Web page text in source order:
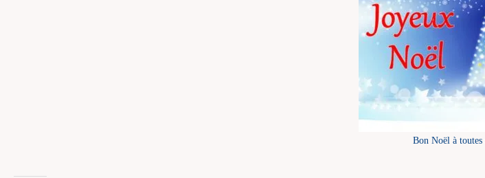
Bon Noël à toutes